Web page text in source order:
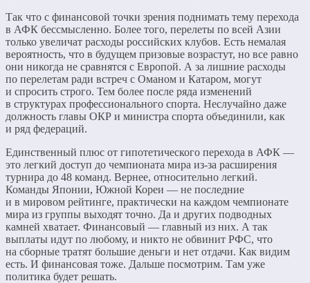
Так что с финансовой точки зрения поднимать тему перехода
в АФК бессмысленно. Более того, перелеты по всей Азии
только увеличат расходы российских клубов. Есть немалая
вероятность, что в будущем призовые возрастут, но все равно
они никогда не сравнятся с Европой. А за лишние расходы
по перелетам ради встреч с Оманом и Катаром, могут
и спросить строго. Тем более после ряда изменений
в структурах профессионального спорта. Неслучайно даже
должность главы ОКР и министра спорта объединили, как
и ряд федераций.
Единственный плюс от гипотетического перехода в АФК —
это легкий доступ до чемпионата мира из-за расширения
турнира до 48 команд. Вернее, относительно легкий.
Команды Японии, Южной Кореи — не последние
и в мировом рейтинге, практически на каждом чемпионате
мира из группы выходят точно. Да и других подводных
камней хватает. Финансовый — главный из них. А так
выплаты идут по любому, и никто не обвинит РФС, что
на сборные тратят большие деньги и нет отдачи. Как видим
есть. И финансовая тоже. Дальше посмотрим. Там уже
политика будет решать.